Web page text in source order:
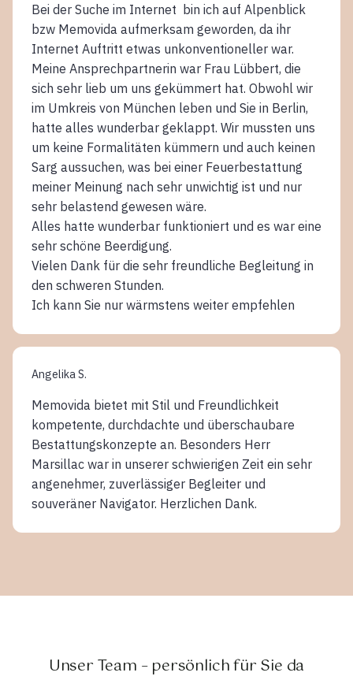
Bei der Suche im Internet bin ich auf Alpenblick
bzw Memovida aufmerksam geworden, da ihr
Internet Auftritt etwas unkonventioneller war.
Meine Ansprechpartnerin war Frau Lübbert, die
sich sehr lieb um uns gekümmert hat. Obwohl wir
im Umkreis von München leben und Sie in Berlin,
hatte alles wunderbar geklappt. Wir mussten uns
um keine Formalitäten kümmern und auch keinen
Sarg aussuchen, was bei einer Feuerbestattung
meiner Meinung nach sehr unwichtig ist und nur
sehr belastend gewesen wäre.
Alles hatte wunderbar funktioniert und es war eine
sehr schöne Beerdigung.
Vielen Dank für die sehr freundliche Begleitung in
den schweren Stunden.
Ich kann Sie nur wärmstens weiter empfehlen
Angelika S.
Memovida bietet mit Stil und Freundlichkeit
kompetente, durchdachte und überschaubare
Bestattungskonzepte an. Besonders Herr
Marsillac war in unserer schwierigen Zeit ein sehr
angenehmer, zuverlässiger Begleiter und
souveräner Navigator. Herzlichen Dank.
Unser Team – persönlich für Sie da